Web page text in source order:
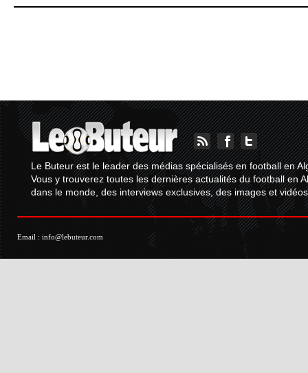
Le Buteur est le leader des médias spécialisés en football en
Vous y trouverez toutes les dernières actualités du football en
dans le monde, des interviews exclusives, des images et
Email : info@lebuteur.com